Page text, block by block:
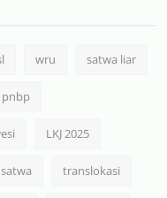
wru satwa liar
pnbp
LKJ 2025
translokasi